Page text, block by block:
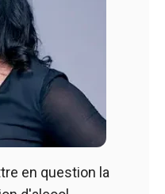
en question la